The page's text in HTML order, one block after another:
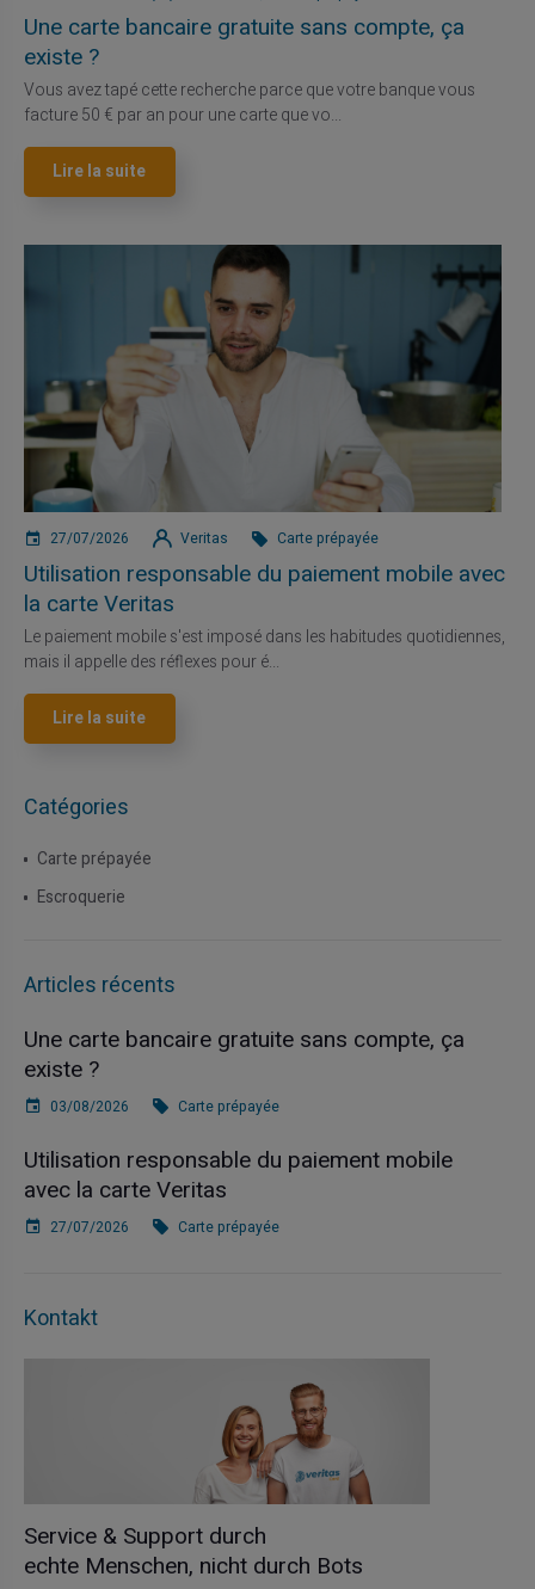
Une carte bancaire gratuite sans compte, ça
existe ?
Vous avez tapé cette recherche parce que votre banque vous
facture 50 € par an pour une carte que vo...
Lire la suite
27/07/2026 Veritas Carte prépayée
Utilisation responsable du paiement mobile avec
la carte Veritas
Le paiement mobile s'est imposé dans les habitudes quotidiennes,
mais il appelle des réflexes pour é...
Lire la suite
Catégories
Carte prépayée
Escroquerie
Articles récents
Une carte bancaire gratuite sans compte, ça
existe ?
03/08/2026 Carte prépayée
Utilisation responsable du paiement mobile
avec la carte Veritas
27/07/2026 Carte prépayée
Kontakt
Service & Support durch
echte Menschen, nicht durch Bots